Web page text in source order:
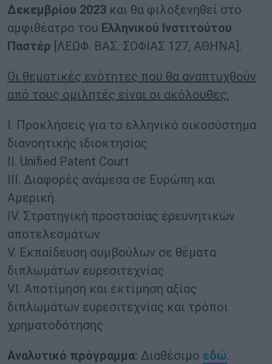
Δεκεμβρίου 2023 και θα φιλοξενηθεί στο
αμφιθέατρο του Ελληνικού Ινστιτούτου
Παστέρ [ΛΕΩΦ. ΒΑΣ. ΣΟΦΙΑΣ 127, ΑΘΗΝΑ].
Οι θεματικές ενότητες που θα αναπτυχθούν
από τους ομιλητές είναι οι ακόλουθες:
I. Προκλήσεις για το ελληνικό οικοσύστημα
διανοητικής ιδιοκτησίας
II. Unified Patent Court
ΙΙΙ. Διαφορές ανάμεσα σε Ευρώπη και
Αμερική.
IV. Στρατηγική προστασίας ερευνητικών
αποτελεσμάτων
V. Εκπαίδευση συμβούλων σε θέματα
διπλωμάτων ευρεσιτεχνίας
VΙ. Αποτίμηση και εκτίμηση αξίας
διπλωμάτων ευρεσιτεχνίας και τρόποι
χρηματοδότησης
Αναλυτικό πρόγραμμα: Διαθέσιμο εδώ.